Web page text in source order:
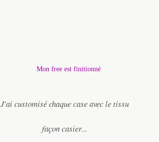
J'ai customisé chaque case avec le tissu
façon casier...